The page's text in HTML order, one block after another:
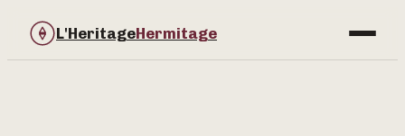
L'HeritageHermitage